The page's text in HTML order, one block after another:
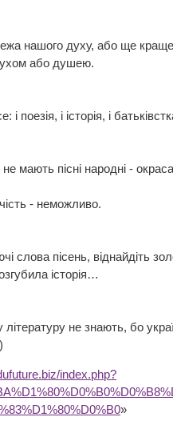
нашого духу, або ще
або душею.
і поезія, і історія, і
мають пісні народні - окраса
- неможливо.
слова пісень, віднайдіть
історія…
літературу не знають, бо
index.php?
»